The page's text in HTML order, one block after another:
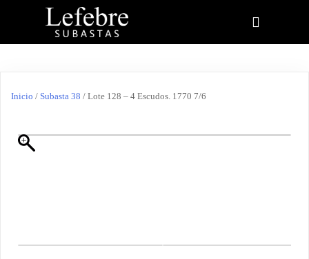
Inicio / Subasta 38 / Lote 128 – 4 Escudos. 1770 7/6